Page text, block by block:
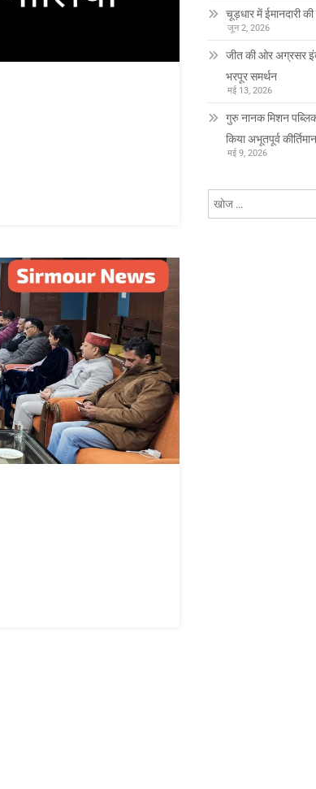
चूड़धार में ईमानदारी
जून 2, 2026
जीत की ओर अग्रसर
भरपूर समर्थन
मई 13, 2026
गुरु नानक मिशन
किया अभूतपूर्व कीर्तिमान
मई 9, 2026